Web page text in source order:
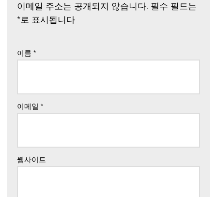
이메일 주소는 공개되지 않습니다. 필수 필드는
*로 표시됩니다
이름 *
이메일 *
웹사이트